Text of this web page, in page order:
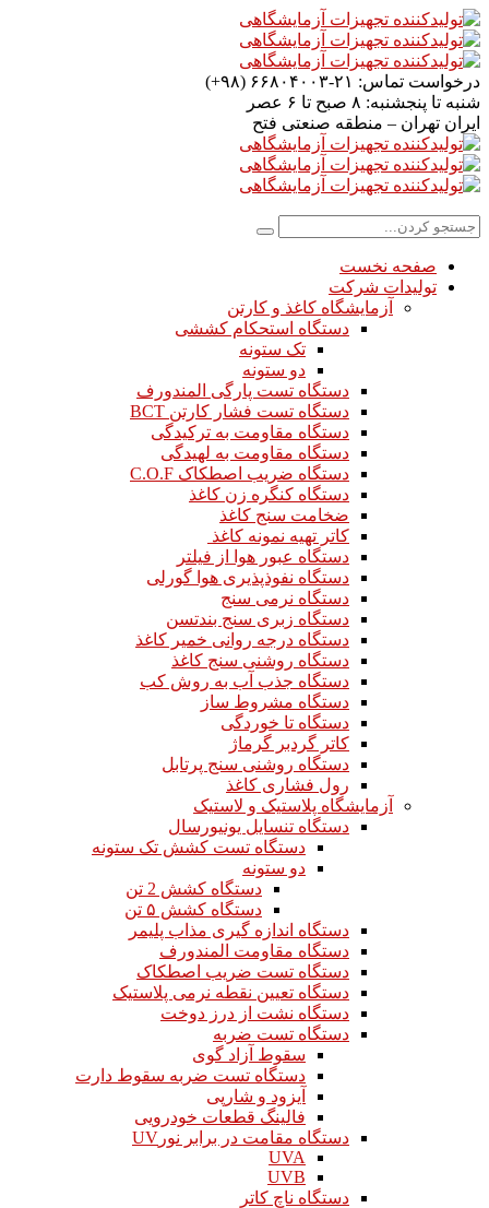
درخواست تماس: ۲۱-۶۶۸۰۴۰۰۳ (۹۸+)
شنبه تا پنجشنبه: ۸ صبح تا ۶ عصر
ایران تهران – منطقه صنعتی فتح
صفحه نخست
تولیدات شرکت
آزمایشگاه کاغذ و کارتن
دستگاه استحکام کششی
تک ستونه
دو ستونه
دستگاه تست پارگی المندورف
دستگاه تست فشار کارتن BCT
دستگاه مقاومت به ترکیدگی
دستگاه مقاومت به لهیدگی
دستگاه ضریب اصطکاک C.O.F
دستگاه کنگره زن کاغذ
ضخامت سنج کاغذ
کاتر تهیه نمونه کاغذ
دستگاه عبور هوا از فیلتر
دستگاه نفوذپذیری هوا گورلی
دستگاه نرمی سنج
دستگاه زبری سنج بندتسن
دستگاه درجه روانی خمیر کاغذ
دستگاه روشنی سنج کاغذ
دستگاه جذب آب به روش کب
دستگاه مشروط ساز
دستگاه تا خوردگی
کاتر گردبر گرماژ
دستگاه روشنی سنج پرتابل
رول فشاری کاغذ
آزمایشگاه پلاستیک و لاستیک
دستگاه تنسایل یونیورسال
دستگاه تست کشش تک ستونه
دو ستونه
دستگاه کشش 2 تن
دستگاه کشش ۵ تن
دستگاه اندازه گیری مذاب پلیمر
دستگاه مقاومت المندورف
دستگاه تست ضریب اصطکاک
دستگاه تعیین نقطه نرمی پلاستیک
دستگاه نشت از درز دوخت
دستگاه تست ضربه
سقوط آزاد گوی
دستگاه تست ضربه سقوط دارت
آیزود و شارپی
فالینگ قطعات خودرویی
دستگاه مقامت در برابر نورUV
UVA
UVB
دستگاه ناچ کاتر